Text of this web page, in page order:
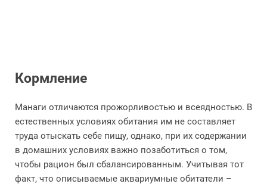
Кормление
Манаги отличаются прожорливостью и всеядностью. В
естественных условиях обитания им не составляет
труда отыскать себе пищу, однако, при их содержании
в домашних условиях важно позаботиться о том,
чтобы рацион был сбалансированным. Учитывая тот
факт, что описываемые аквариумные обитатели –